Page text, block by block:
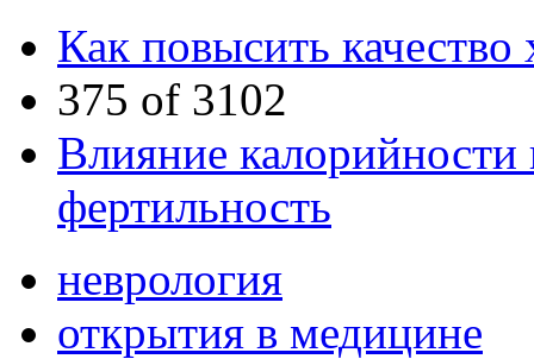
Как повысить
375 of 3102
Влияние
фертильность
неврология
открытия в медицине